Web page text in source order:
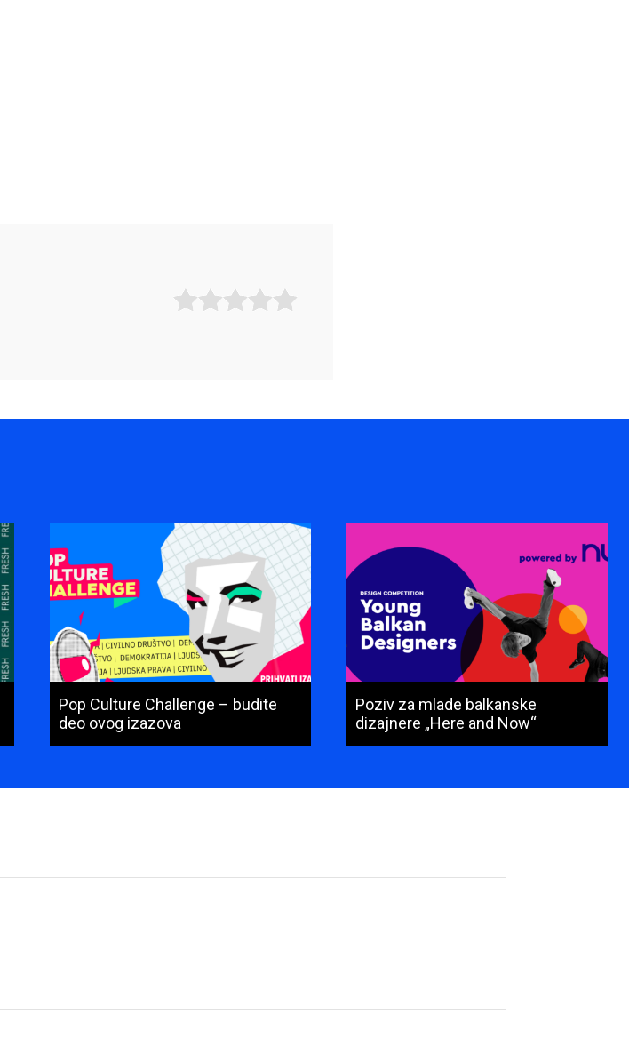
Pop Culture Challenge – budite
deo ovog izazova
Poziv za mlade balkanske
dizajnere „Here and Now“
prezime